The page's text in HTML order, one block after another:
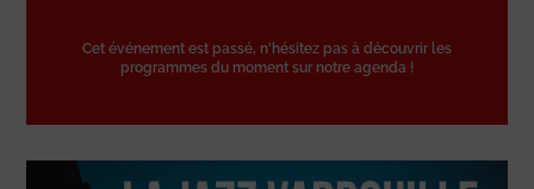
Cet événement est passé, n'hésitez pas à découvrir les
programmes du moment sur notre agenda !